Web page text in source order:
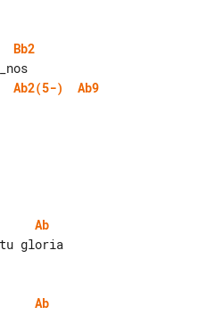
Bb2
Ab2(5-)
Ab9
Ab
Ab